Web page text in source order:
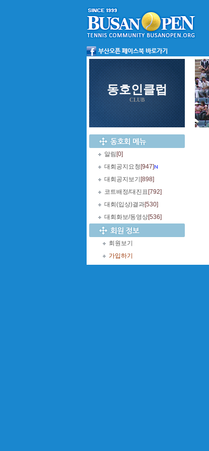
동호인클럽
CLUB
알림 [0]
대회공지요청 [947]
대회공지보기 [898]
코트배정/대진표 [792]
대회(입상)결과[530]
대회화보/동영상[536]
회원보기
가입하기